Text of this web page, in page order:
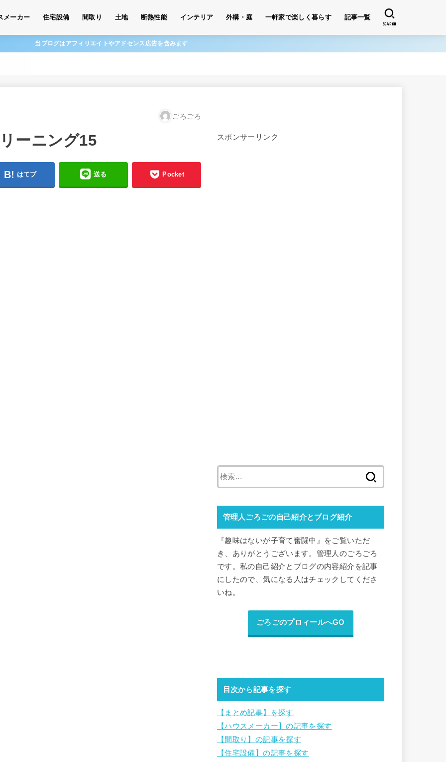
メーカー 住宅設備 間取り 土地 断熱性能 インテリア 外構・庭 一軒家で楽しく暮らす 記事一覧
SEARCH
当ブログはアフィリエイトやアドセンス広告を含みます
ごろごろ
ーニング15
はてブ 送る Pocket
スポンサーリンク
索
管理人ごろごの自己紹介とブログ紹介
『趣味はないが子育て奮闘中』をご覧いただ
き、ありがとうございます。管理人のごろごろ
です。私の自己紹介とブログの内容紹介を記事
にしたので、気になる人はチェックしてくださ
いね。
ごろごのプロィールへGO
目次から記事を探す
【まとめ記事】を探す
【ハウスメーカー】の記事を探す
【間取り】の記事を探す
【住宅設備】の記事を探す